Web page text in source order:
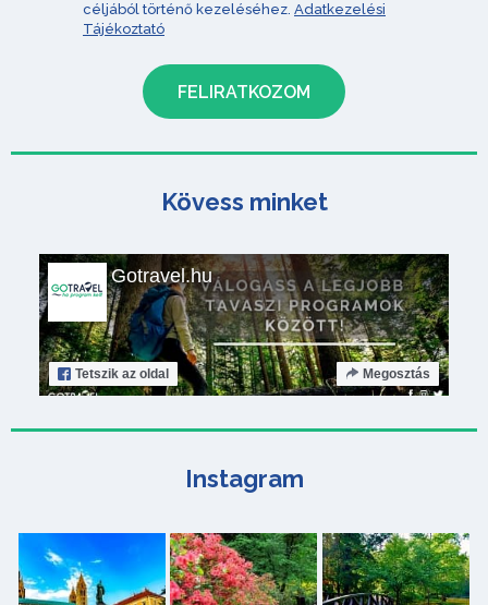
céljából történő kezeléséhez. Adatkezelési
Tájékoztató
Kövess minket
Gotravel.hu
Tetszik az oldal Megosztás
Instagram